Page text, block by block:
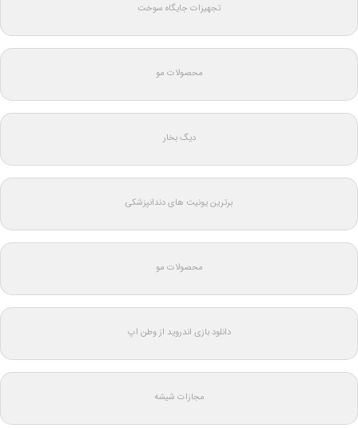
تجهیزات جایگاه سوخت
محصولات مو
دیگ بخار
برترین یونیت های دندانپزشکی
محصولات مو
دانلود بازی اندروید از وطن اپ
مجازات شیشه